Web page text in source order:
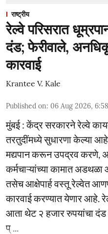
राष्ट्रीय
रेल्वे परिसरात
दंड; फेरीवाले,
कारवाई
Krantee V. Kale
Published on: 06 Aug 2026,
मुंबई : केंद्र सरकारने रेल्वे
तरतुदींमध्ये सुधारणा केल्या
मद्यपान करून उपद्रव करणे,
कर्मचाऱ्यांच्या कामात
तसेच आक्षेपार्ह वस्तू रेल्वेत
कारवाई करण्यात येणार आहे.
आता थेट २ हजार रुपयांचा
प् ...